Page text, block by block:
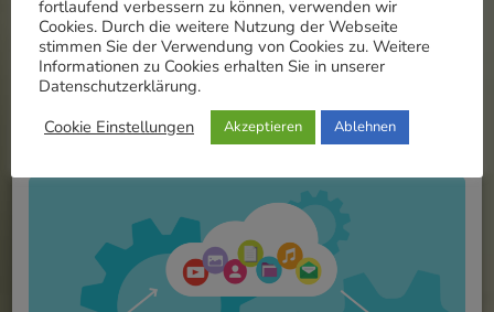
Updated on25. January 2021 / Eugen Raubal
Cloud-ETR: ONLINE
Speicherplatz für Ihre
Dateien
fortlaufend verbessern zu können, verwenden wir
Cookies. Durch die weitere Nutzung der Webseite
stimmen Sie der Verwendung von Cookies zu. Weitere
Informationen zu Cookies erhalten Sie in unserer
Datenschutzerklärung.
Cookie Einstellungen
Akzeptieren Ablehnen